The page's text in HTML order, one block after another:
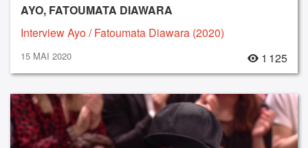
AYO, FATOUMATA DIAWARA
Interview Ayo / Fatoumata Diawara (2020)
15 MAI 2020 1 125